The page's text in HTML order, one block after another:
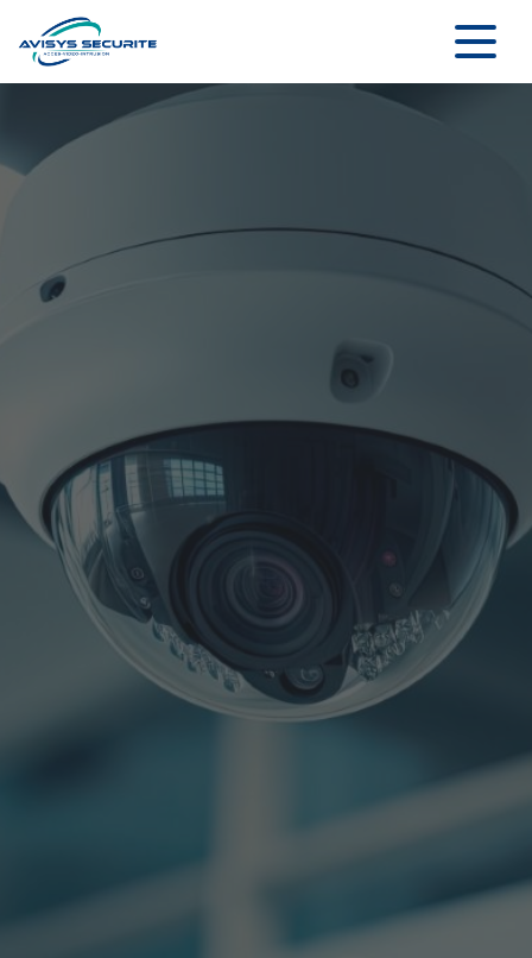
Panneau de gestion des cookies